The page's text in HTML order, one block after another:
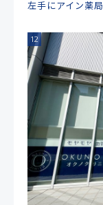
左手にアイン薬